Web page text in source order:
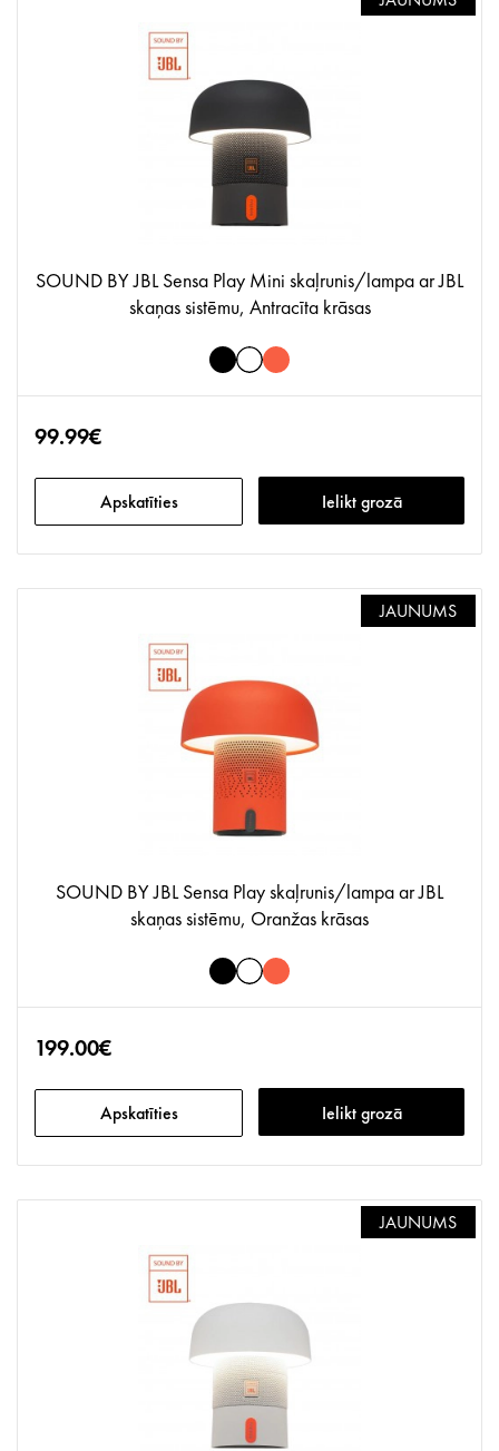
SOUND BY JBL Sensa Play Mini skaļrunis/lampa ar JBL
skaņas sistēmu, Antracīta krāsas
99.99€
Apskatīties Ielikt grozā
JAUNUMS
SOUND BY JBL Sensa Play skaļrunis/lampa ar JBL
skaņas sistēmu, Oranžas krāsas
199.00€
Apskatīties Ielikt grozā
JAUNUMS